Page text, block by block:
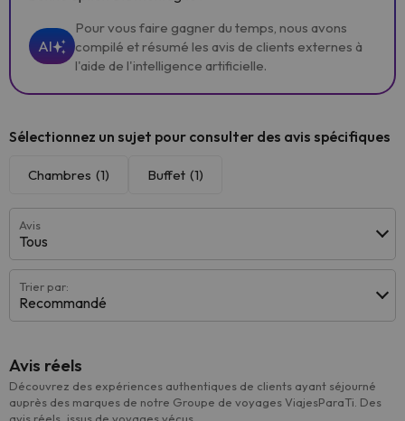
AI
Pour vous faire gagner du temps, nous avons
compilé et résumé les avis de clients externes à
l'aide de l'intelligence artificielle.
Sélectionnez un sujet pour consulter des avis spécifiques
Chambres (1) Buffet (1)
Avis
Tous
Trier par:
Recommandé
Avis réels
Découvrez des expériences authentiques de clients ayant séjourné
auprès des marques de notre Groupe de voyages ViajesParaTi. Des
avis réels, issus de voyages vécus.